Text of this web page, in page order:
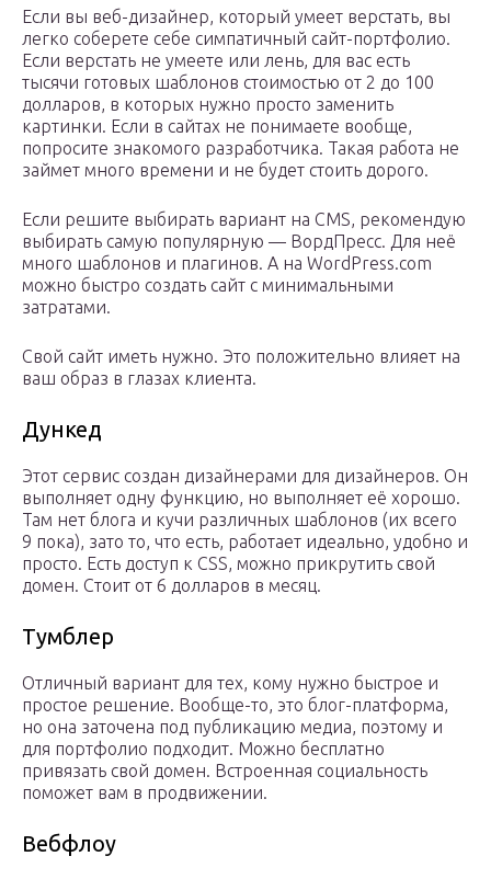
Если вы веб-дизайнер, который умеет верстать, вы
легко соберете себе симпатичный сайт-портфолио.
Если верстать не умеете или лень, для вас есть
тысячи готовых шаблонов стоимостью от 2 до 100
долларов, в которых нужно просто заменить
картинки. Если в сайтах не понимаете вообще,
попросите знакомого разработчика. Такая работа не
займет много времени и не будет стоить дорого.
Если решите выбирать вариант на CMS, рекомендую
выбирать самую популярную — ВордПресс. Для неё
много шаблонов и плагинов. А на WordPress.com
можно быстро создать сайт с минимальными
затратами.
Свой сайт иметь нужно. Это положительно влияет на
ваш образ в глазах клиента.
Дункед
Этот сервис создан дизайнерами для дизайнеров. Он
выполняет одну функцию, но выполняет её хорошо.
Там нет блога и кучи различных шаблонов (их всего
9 пока), зато то, что есть, работает идеально, удобно и
просто. Есть доступ к CSS, можно прикрутить свой
домен. Стоит от 6 долларов в месяц.
Тумблер
Отличный вариант для тех, кому нужно быстрое и
простое решение. Вообще-то, это блог-платформа,
но она заточена под публикацию медиа, поэтому и
для портфолио подходит. Можно бесплатно
привязать свой домен. Встроенная социальность
поможет вам в продвижении.
Вебфлоу